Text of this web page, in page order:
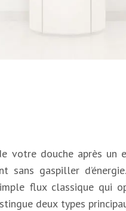
votre douche après
gaspiller
simple flux classique
deux types